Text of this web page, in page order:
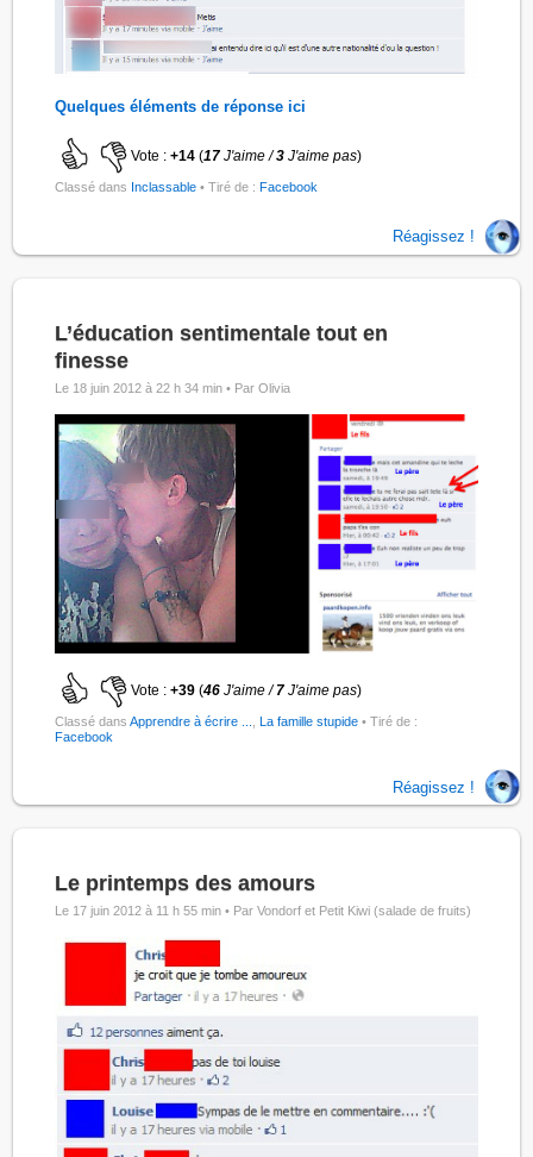
Quelques éléments de réponse ici
Vote :+14 (17J'aime /3 J'aime pas)
Classé dans Inclassable • Tiré de :Facebook
Réagissez !
L’éducation sentimentale tout en
finesse
Le 18 juin 2012 à 22 h 34 min • Par Olivia
Vote :+39 (46J'aime /7 J'aime pas)
Classé dansApprendre à écrire ... ,La famille stupide • Tiré de :
Facebook
Réagissez !
Le printemps des amours
Le 17 juin 2012 à 11 h 55 min • Par Vondorf et Petit Kiwi (salade de fruits)